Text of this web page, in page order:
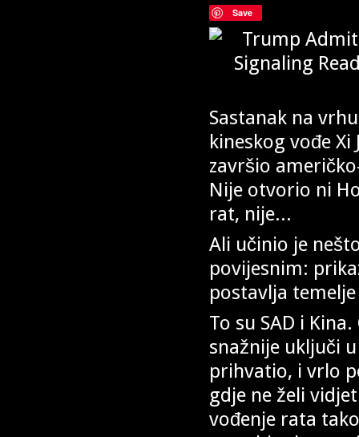
Save
Sastanak na
kineskog vođe
završio
Nije otvorio ni
rat, nije...
Ali učinio je
povijesnim:
postavlja
To su SAD i
snažnije uključi
prihvatio, i vrlo
gdje ne želi
vođenje rata